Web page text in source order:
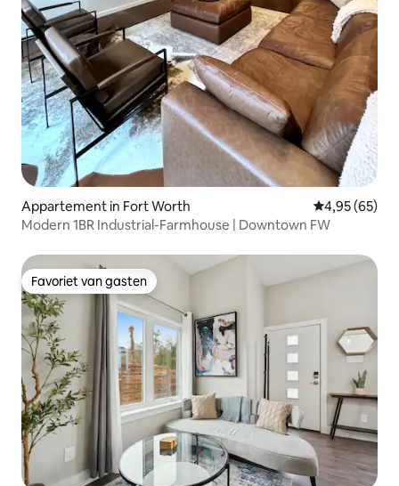
Appartement in Fort Worth Gemiddelde
4,95 (65)
Modern 1BR Industrial-Farmhouse | Downtown FW
Favoriet van gasten
Favoriet van gasten